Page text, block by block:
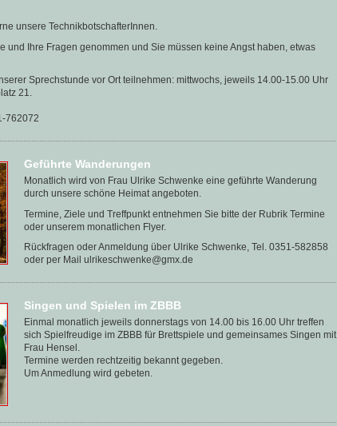
unsere TechnikbotschafterInnen.
und Ihre Fragen genommen und Sie müssen keine Angst haben, etwas
Sprechstunde vor Ort teilnehmen: mittwochs, jeweils 14.00-15.00 Uhr
21.
762072
Geführte Wanderungen
Monatlich wird von Frau Ulrike Schwenke eine geführte Wanderung
durch unsere schöne Heimat angeboten.
Termine, Ziele und Treffpunkt entnehmen Sie bitte der Rubrik Termine
oder unserem monatlichen Flyer.
Rückfragen oder Anmeldung über Ulrike Schwenke, Tel. 0351-582858
oder per Mail ulrikeschwenke@gmx.de
Singen und Spielen im ZBBB
Einmal monatlich jeweils donnerstags von 14.00 bis 16.00 Uhr treffen
sich Spielfreudige im ZBBB für Brettspiele und gemeinsames Singen mit
Frau Hensel.
Termine werden rechtzeitig bekannt gegeben.
Um Anmedlung wird gebeten.